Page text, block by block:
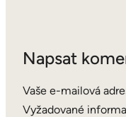
Napsat
Vaše e-mailová
Vyžadované